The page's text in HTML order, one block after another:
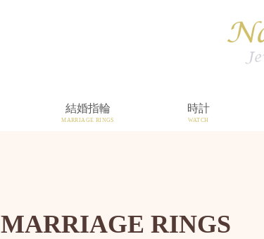
結婚指輪
MARRIAGE RINGS
時計
WATCH
MARRIAGE RINGS